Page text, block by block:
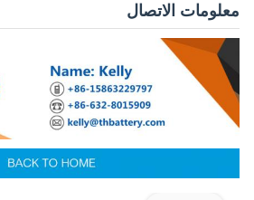
معلومات الاتصال